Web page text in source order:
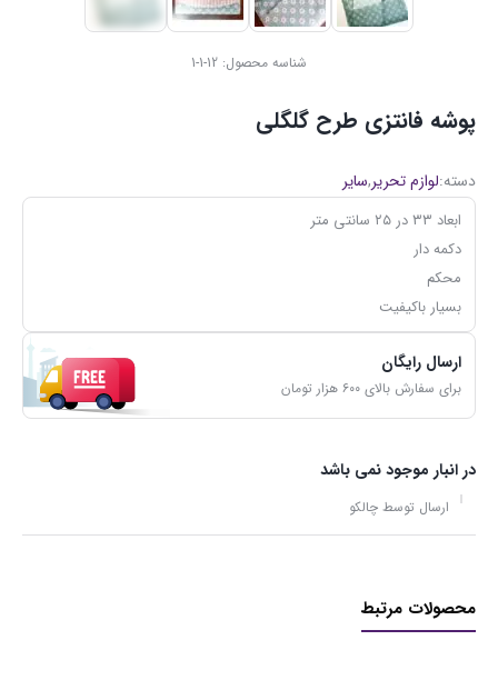
شناسه محصول: 12-1-1
پوشه فانتزی طرح گلگلی
دسته:لوازم تحریر,سایر
ابعاد ۳۳ در ۲۵ سانتی متر
دکمه دار
محکم
بسیار باکیفیت
ارسال رایگان
برای سفارش بالای ۶۰۰ هزار تومان
در انبار موجود نمی باشد
ارسال توسط چالکو
محصولات مرتبط